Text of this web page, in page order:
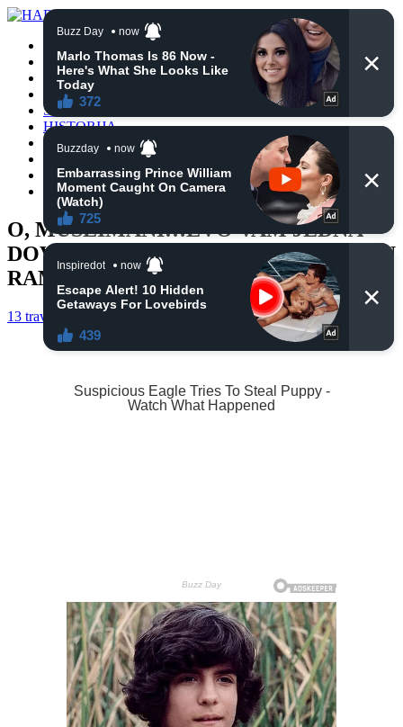
VIJESTI
BIH
TURSKA
SVIJET
HISTORIJA
RELIGIJA
ZANIMLJIVOSTI
CRNA HRONIKA
OBAVIJESTI
O, MUSLIMANI…EVO VAM JEDNA
DOVA DA NJOME ALLAHA MOLITE U
RAMAZANU…
13 travnja, 2021 haberhana